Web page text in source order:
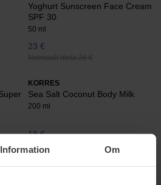
Information Om
Yoghurt Sunscreen Face Cream
SPF 30
50 ml
23 €
Normaali hinta 26 €
KORRES
Sea Salt Coconut Body Milk
200 ml
18 €